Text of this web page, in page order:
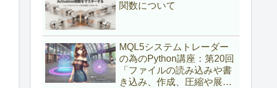
関数について
MQL5システムトレーダー
の為のPython講座：第20回
「ファイルの読み込みや書
き込み、作成、圧縮や展開